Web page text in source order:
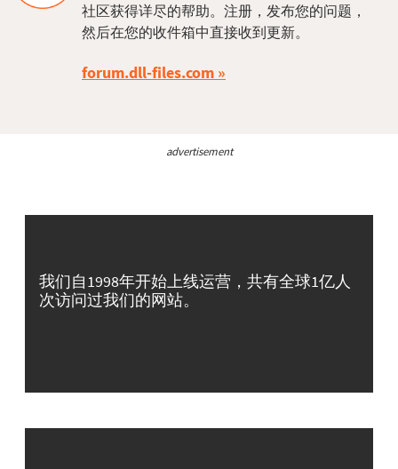
社区获得详尽的帮助。注册，发布您的问题，
然后在您的收件箱中直接收到更新。
forum.dll-files.com
advertisement
我们自1998年开始上线运营，共有全球1亿人
次访问过我们的网站。